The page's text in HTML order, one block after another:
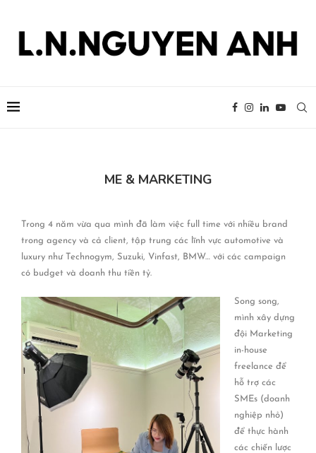
ME & MARKETING
Trong 4 năm vừa qua mình đã làm việc full time với nhiều brand
trong agency và cả client, tập trung các lĩnh vực automotive và
luxury như Technogym, Suzuki, Vinfast, BMW… với các campaign
có budget và doanh thu tiền tỷ.
Song song,
mình xây dựng
đội Marketing
in-house
freelance để
hỗ trợ các
SMEs (doanh
nghiệp nhỏ)
để thực hành
các chiến lược